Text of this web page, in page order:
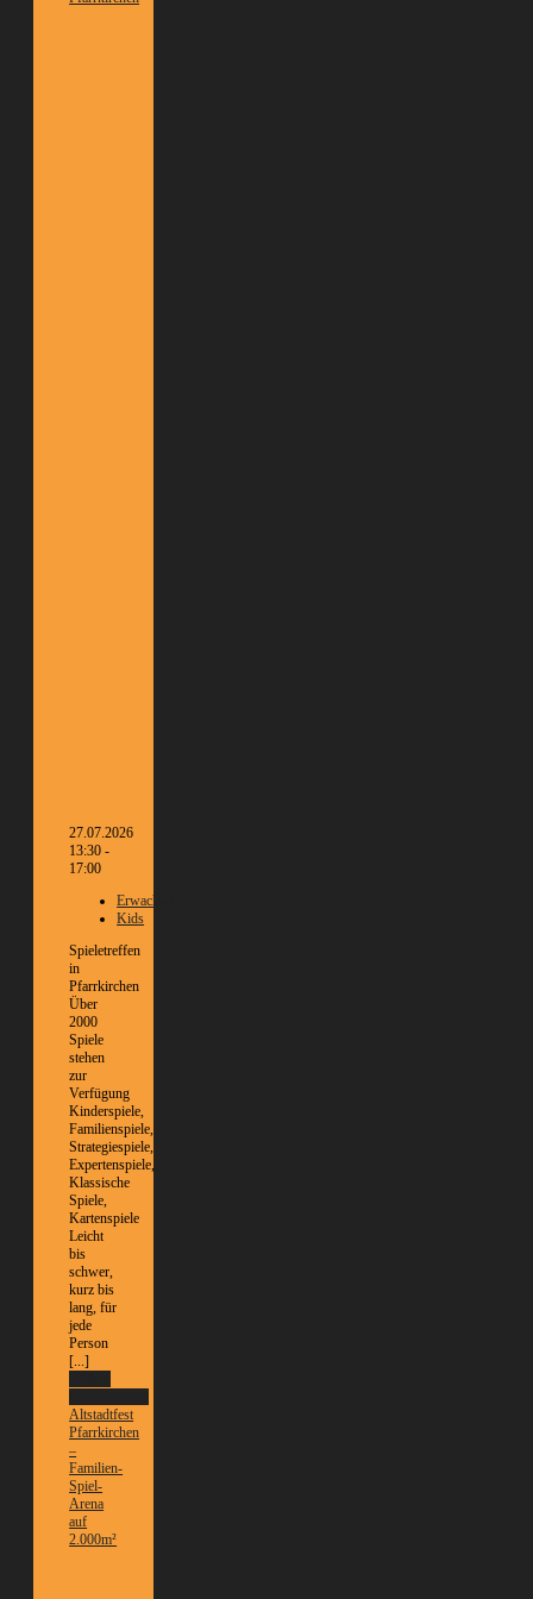
27.07.2026
13:30 -
17:00
Erwachsene
Kids
Spieletreffen
in
Pfarrkirchen
Über
2000
Spiele
stehen
zur
Verfügung
Kinderspiele,
Familienspiele,
Strategiespiele,
Expertenspiele,
Klassische
Spiele,
Kartenspiele
Leicht
bis
schwer,
kurz bis
lang, für
jede
Person
[...]
Altstadtfest
Pfarrkirchen
–
Familien-
Spiel-
Arena
auf
2.000m²